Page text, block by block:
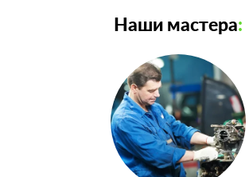
Наши мастера: